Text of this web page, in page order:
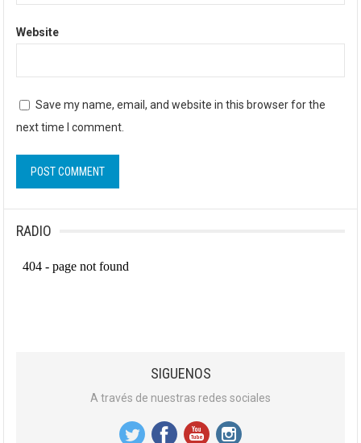
Website
Save my name, email, and website in this browser for the
next time I comment.
RADIO
SIGUENOS
A través de nuestras redes sociales